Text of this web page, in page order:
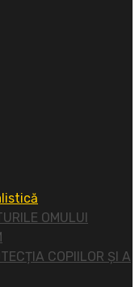
OMULUI
COPIILOR ȘI A